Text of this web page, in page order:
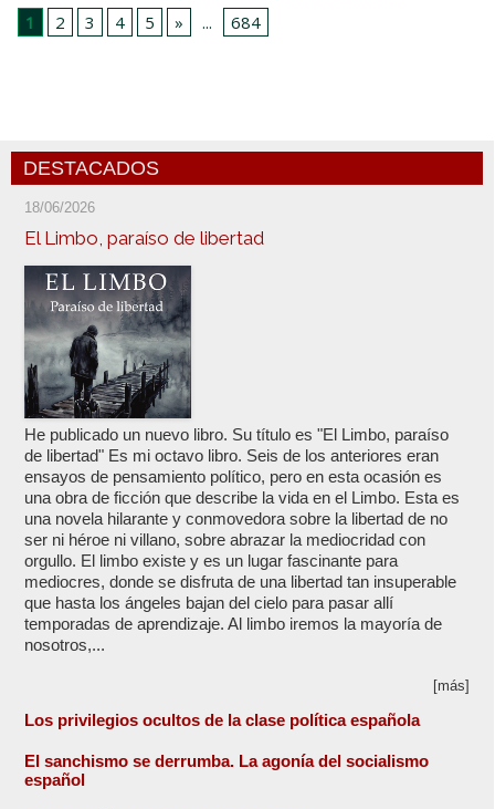
1
2 3 4 5 » ... 684
DESTACADOS
18/06/2026
El Limbo, paraíso de libertad
He publicado un nuevo libro. Su título es "El Limbo, paraíso
de libertad" Es mi octavo libro. Seis de los anteriores eran
ensayos de pensamiento político, pero en esta ocasión es
una obra de ficción que describe la vida en el Limbo. Esta es
una novela hilarante y conmovedora sobre la libertad de no
ser ni héroe ni villano, sobre abrazar la mediocridad con
orgullo. El limbo existe y es un lugar fascinante para
mediocres, donde se disfruta de una libertad tan insuperable
que hasta los ángeles bajan del cielo para pasar allí
temporadas de aprendizaje. Al limbo iremos la mayoría de
nosotros,...
[más]
Los privilegios ocultos de la clase política española
El sanchismo se derrumba. La agonía del socialismo
español